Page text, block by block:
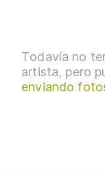
Todavía no
artista, pero
enviando